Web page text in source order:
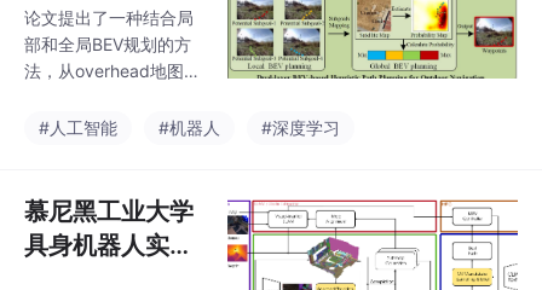
-BEV Nav：非
结构化户外环境
论文提出了一种结合局
部和全局BEV规划的方
法，从overhead地图中
实时局部BEV表示。增
能力，提高了路径规划
的距离。未来的工作将
计划结合无人机获取实
#人工智能 #机器人 #深度学习
慕尼黑工业大学
具身机器人实时